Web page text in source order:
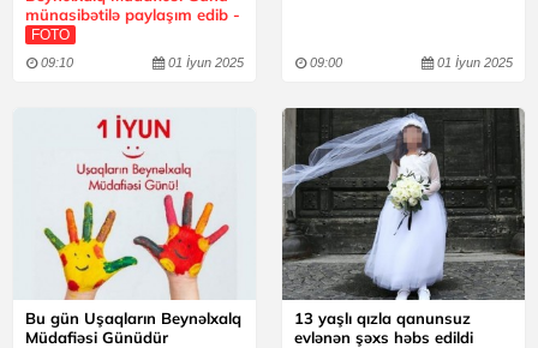
münasibətilə paylaşım edib -
FOTO
09:10 01 İyun 2025 09:00 01 İyun 2025
Bu gün Uşaqların Beynəlxalq
Müdafiəsi Günüdür
13 yaşlı qızla qanunsuz
evlənən şəxs həbs edildi